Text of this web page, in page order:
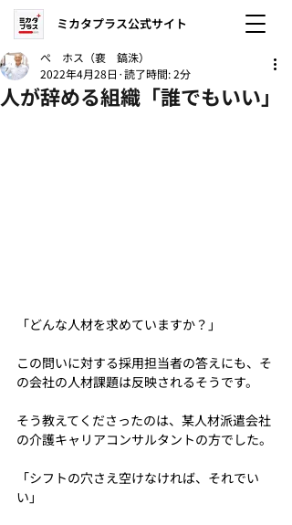
ミカタプラス公式サイト
人が辞める組織「誰でもいい」
ぺ ホス（裵 鎬洙）
2022年4月28日 読了時間: 2分
「どんな人材を求めていますか？」
この問いに対する採用担当者の答えにも、そ
の会社の人材課題は反映されるそうです。
そう教えてくださったのは、某人材派遣会社
の介護キャリアコンサルタントの方でした。
「シフトの穴さえ空けなければ、それでい
い」